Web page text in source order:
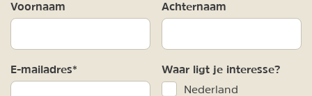
Voornaam Achternaam
E-mailadres* Waar ligt je interesse?
Nederland